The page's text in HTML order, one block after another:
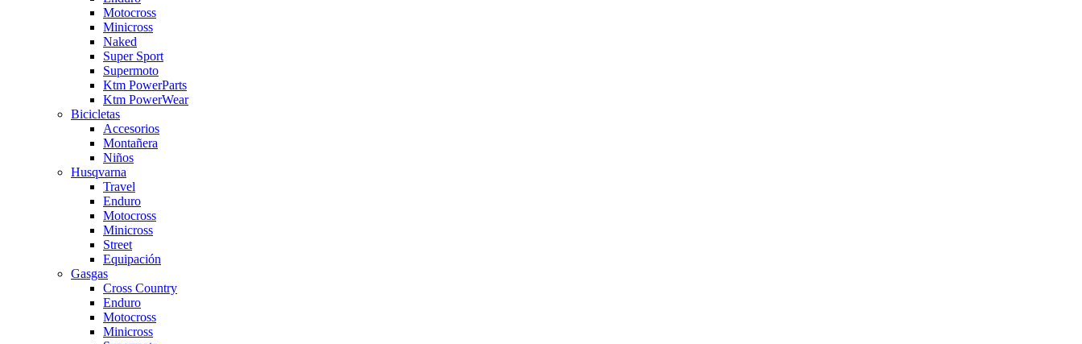
Motocross
Minicross
Naked
Super Sport
Supermoto
Ktm PowerParts
Ktm PowerWear
Bicicletas
Accesorios
Montañera
Niños
Husqvarna
Travel
Enduro
Motocross
Minicross
Street
Equipación
Gasgas
Cross Country
Enduro
Motocross
Minicross